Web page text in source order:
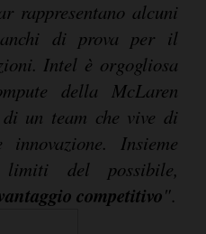
rappresentano alcuni
di prova per il
Intel è orgogliosa
della McLaren
un team che vive di
Insieme
del possibile,
competitivo".